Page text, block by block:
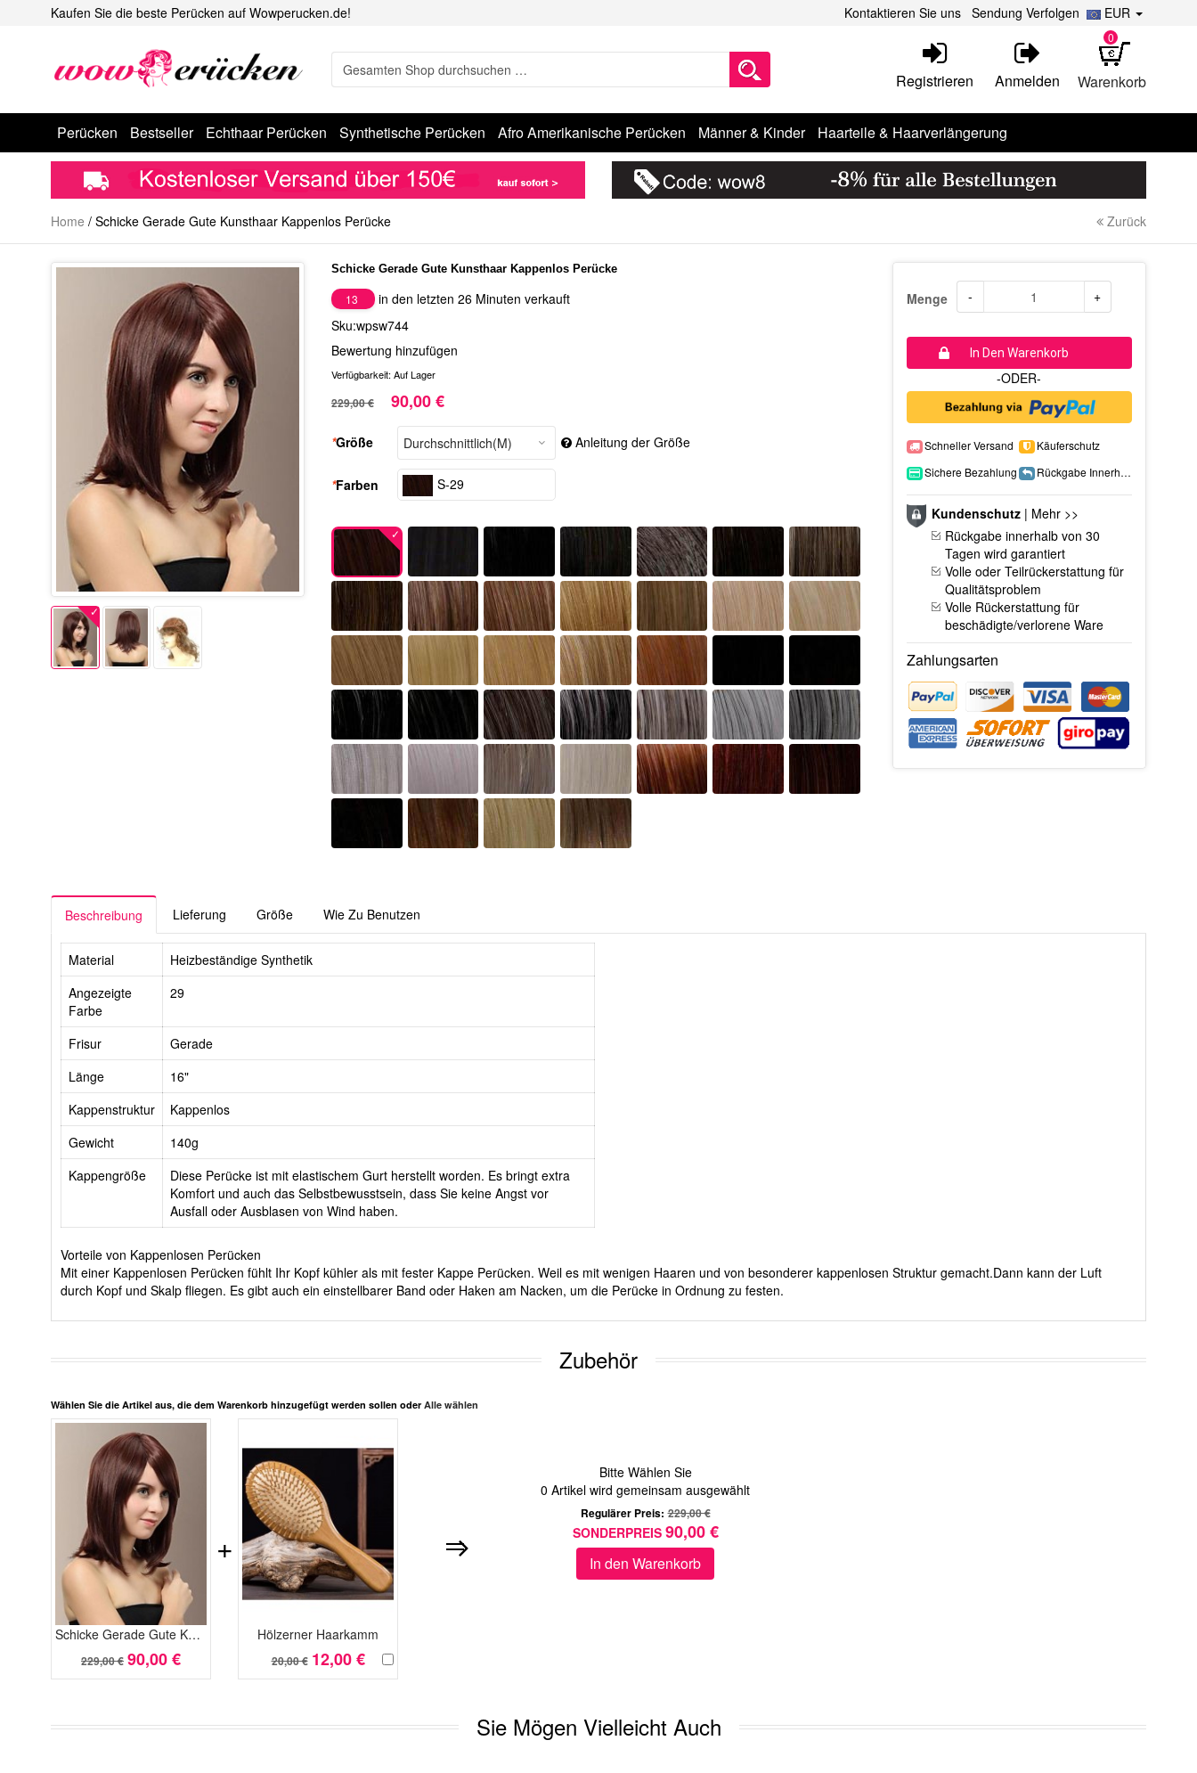
Kaufen Sie die beste Perücken auf Wowperucken.de! EUR
Kontaktieren Sie uns Sendung Verfolgen
Warenkorb
0
Registrieren Anmelden
Perücken Bestseller Echthaar Perücken Synthetische Perücken Afro Amerikanische Perücken Männer & Kinder Haarteile & Haarverlängerung
Home / Schicke Gerade Gute Kunsthaar Kappenlos Perücke Zurück
Schicke Gerade Gute Kunsthaar Kappenlos Perücke
13
in den letzten 26 Minuten verkauft
Sku:wpsw744
Bewertung hinzufügen
Verfügbarkeit: Auf Lager
229,00 € 90,00 €
*Größe Anleitung der Größe
*Farben S-29
Menge - +
In Den Warenkorb
-ODER-
Schneller Versand
Käuferschutz
Sichere Bezahlung
Rückgabe Innerhalb 15 Tage
Kundenschutz| Mehr >>
Rückgabe innerhalb von 30
Tagen wird garantiert
Volle oder Teilrückerstattung für
Qualitätsproblem
Volle Rückerstattung für
beschädigte/verlorene Ware
Zahlungsarten
Beschreibung Lieferung Größe Wie Zu Benutzen
Material
Heizbeständige Synthetik
Angezeigte
Farbe
29
Frisur
Gerade
Länge
16"
Kappenstruktur
Kappenlos
Gewicht
140g
Kappengröße
Diese Perücke ist mit elastischem Gurt herstellt worden. Es bringt extra
Komfort und auch das Selbstbewusstsein, dass Sie keine Angst vor
Ausfall oder Ausblasen von Wind haben.
Vorteile von Kappenlosen Perücken
Mit einer Kappenlosen Perücken fühlt Ihr Kopf kühler als mit fester Kappe Perücken. Weil es mit wenigen Haaren und von besonderer kappenlosen Struktur gemacht.Dann kann der Luft
durch Kopf und Skalp fliegen. Es gibt auch ein einstellbarer Band oder Haken am Nacken, um die Perücke in Ordnung zu festen.
Zubehör
Wählen Sie die Artikel aus, die dem Warenkorb hinzugefügt werden sollen oder Alle wählen
Schicke Gerade Gute Kunsthaar Kappenlos Perücke
229,00 € 90,00 €
Hölzerner Haarkamm
20,00 € 12,00 €
+
Bitte Wählen Sie
0 Artikel wird gemeinsam ausgewählt
Regulärer Preis: 229,00 €
SONDERPREIS 90,00 €
In den Warenkorb
Sie Mögen Vielleicht Auch